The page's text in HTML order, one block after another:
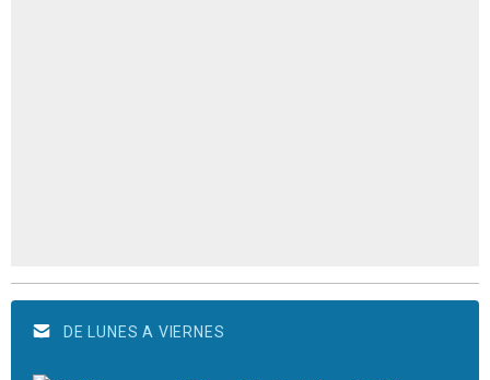
DE LUNES A VIERNES